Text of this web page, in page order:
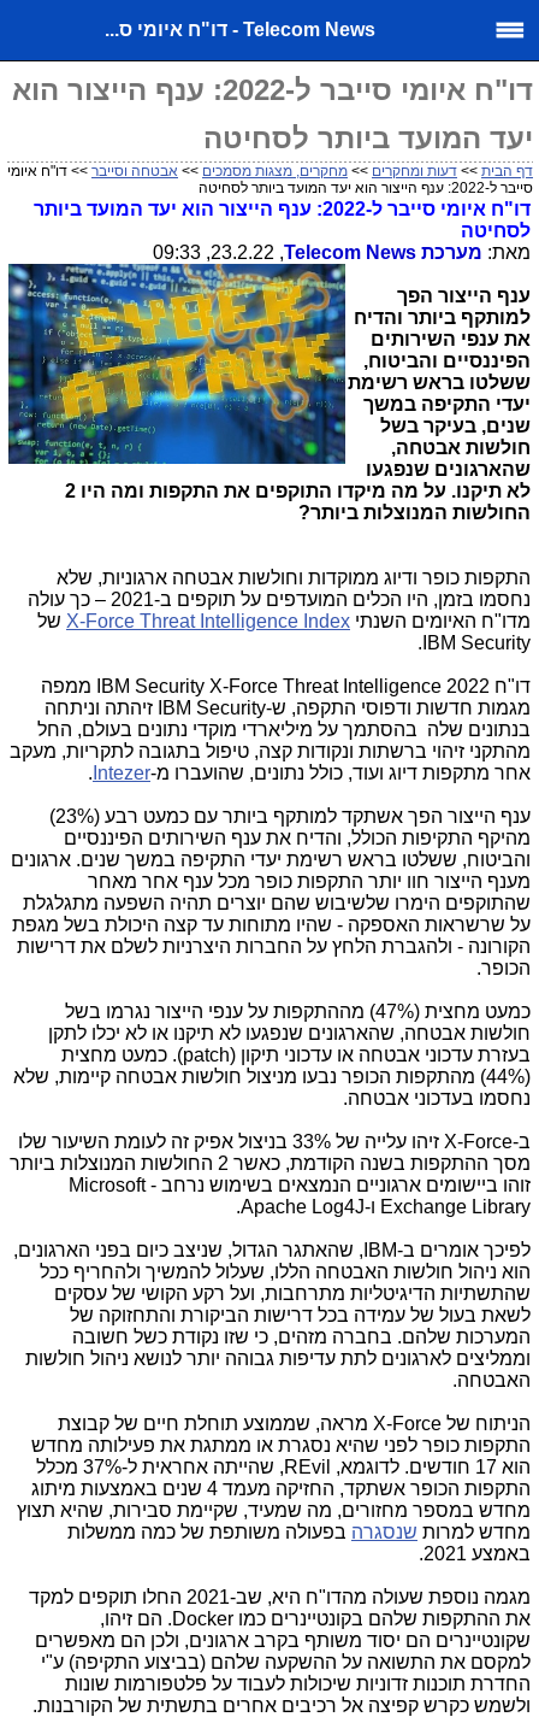
Telecom News - דו"ח איומי ס...
דו"ח איומי סייבר ל-2022: ענף הייצור הוא
יעד המועד ביותר לסחיטה
דף הבית >> דעות ומחקרים >> מחקרים, מצגות מסמכים >> אבטחה וסייבר >> דו"ח איומי
סייבר ל-2022: ענף הייצור הוא יעד המועד ביותר לסחיטה
דו"ח איומי סייבר ל-2022: ענף הייצור הוא יעד המועד ביותר
לסחיטה
מאת: מערכת Telecom News
, 23.2.22, 09:33
ענף הייצור הפך
למותקף ביותר והדיח
את ענפי השירותים
הפיננסיים והביטוח,
ששלטו בראש רשימת
יעדי התקיפה במשך
שנים, בעיקר בשל
חולשות אבטחה,
שהארגונים שנפגעו
לא תיקנו. על מה מיקדו התוקפים את התקפות ומה היו 2
החולשות המנוצלות ביותר?
התקפות כופר ודיוג ממוקדות וחולשות אבטחה ארגוניות, שלא
נחסמו בזמן, היו הכלים המועדפים על תוקפים ב-2021 – כך עולה
מדו"ח האיומים השנתי X-Force Threat Intelligence Index של
IBM Security
.
דו"ח 2022 IBM Security X-Force Threat Intelligence ממפה
מגמות חדשות ודפוסי התקפה, ש-IBM Security זיהתה וניתחה
בנתונים שלה בהסתמך על מיליארדי מוקדי נתונים בעולם, החל
מהתקני זיהוי ברשתות ונקודות קצה, טיפול בתגובה לתקריות, מעקב
אחר מתקפות דיוג ועוד, ­כולל נתונים, שהועברו מ-Intezer
.
ענף הייצור הפך אשתקד למותקף ביותר עם כמעט רבע (23%)
מהיקף התקיפות הכולל, והדיח את ענף השירותים הפיננסיים
והביטוח, ששלטו בראש רשימת יעדי התקיפה במשך שנים. ארגונים
מענף הייצור חוו יותר התקפות כופר מכל ענף אחר מאחר
שהתוקפים הימרו שלשיבוש שהם יוצרים תהיה השפעה מתגלגלת
על שרשראות האספקה - שהיו מתוחות עד קצה היכולת בשל מגפת
הקורונה - ולהגברת הלחץ על החברות היצרניות לשלם את דרישות
הכופר.
כמעט מחצית (47%) מההתקפות על ענפי הייצור נגרמו בשל
חולשות אבטחה, שהארגונים שנפגעו לא תיקנו או לא יכלו לתקן
בעזרת עדכוני אבטחה או עדכוני תיקון (patch). כמעט מחצית
(44%) מהתקפות הכופר נבעו מניצול חולשות אבטחה קיימות, שלא
נחסמו בעדכוני אבטחה.
ב-X-Force זיהו עלייה של 33% בניצול אפיק זה לעומת השיעור שלו
מסך ההתקפות בשנה הקודמת, כאשר 2 החולשות המנוצלות ביותר
זוהו ביישומים ארגוניים הנמצאים בשימוש נרחב - Microsoft
Exchange Library ו-Apache Log4J.
לפיכך אומרים ב-IBM , שהאתגר הגדול, שניצב כיום בפני הארגונים,
הוא ניהול חולשות האבטחה הללו, שעלול להמשיך ולהחריף ככל
שהתשתיות הדיגיטליות מתרחבות, ועל רקע הקושי של עסקים
לשאת בעול של עמידה בכל דרישות הביקורת והתחזוקה של
המערכות שלהם. בחברה מזהים, כי שזו נקודת כשל חשובה
וממליצים לארגונים לתת עדיפות גבוהה יותר לנושא ניהול חולשות
האבטחה.
הניתוח של X-Force מראה, שממוצע תוחלת חיים של קבוצת
התקפות כופר לפני שהיא נסגרת או ממתגת את פעילותה מחדש
הוא 17 חודשים. לדוגמא, REvil, שהייתה אחראית ל-37% מכלל
התקפות הכופר אשתקד, החזיקה מעמד 4 שנים באמצעות מיתוג
מחדש במספר מחזורים, מה שמעיד, שקיימת סבירות, שהיא תצוץ
מחדש למרות שנסגרה בפעולה משותפת של כמה ממשלות
באמצע 2021.
מגמה נוספת שעולה מהדו"ח היא, שב-2021 החלו תוקפים למקד
את ההתקפות שלהם בקונטיינרים כמו Docker. הם זיהו,
שקונטיינרים הם יסוד משותף בקרב ארגונים, ולכן הם מאפשרים
למקסם את התשואה על ההשקעה שלהם (בביצוע התקיפה) ע"י
החדרת תוכנות זדוניות שיכולות לעבוד על פלטפורמות שונות
ולשמש כקרש קפיצה אל רכיבים אחרים בתשתית של הקורבנות.